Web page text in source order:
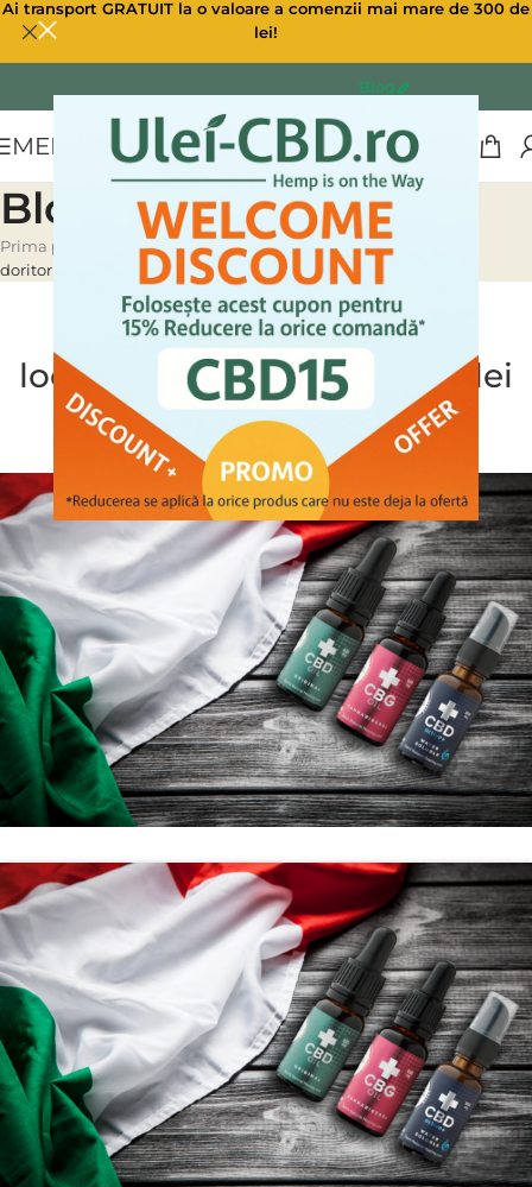
Ai transport GRATUIT la o valoare a comenzii mai mare de 300 de
lei!
Blog
MENU
Blog
Prima pagină Blog» Livrare rapidă și asistență locală pentru
doritorii de Ulei CBD din Italia
Livrare rapidă și asistență
locală pentru doritorii de Ulei
CBD din Italia
Ulei CBDOn 24/03/2023